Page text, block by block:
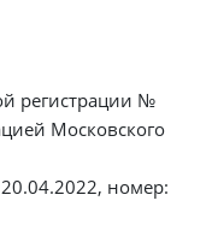
регистрации №
Московского
20.04.2022, номер: